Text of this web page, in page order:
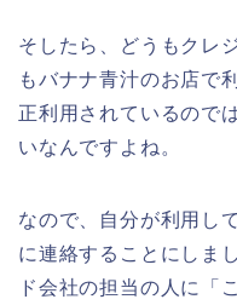
そしたら、どうもクレ
もバナナ青汁のお店で
正利用されているので
いなんですよね。
なので、自分が利用し
に連絡することにしま
ド会社の担当の人に「